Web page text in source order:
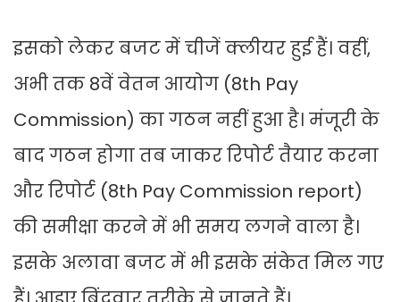
इसको लेकर बजट में चीजें क्लीयर हुई हैं। वहीं,
अभी तक 8वें वेतन आयोग (8th Pay
Commission) का गठन नहीं हुआ है। मंजूरी के
बाद गठन होगा तब जाकर रिपोर्ट तैयार करना
और रिपोर्ट (8th Pay Commission report)
की समीक्षा करने में भी समय लगने वाला है।
इसके अलावा बजट में भी इसके संकेत मिल गए